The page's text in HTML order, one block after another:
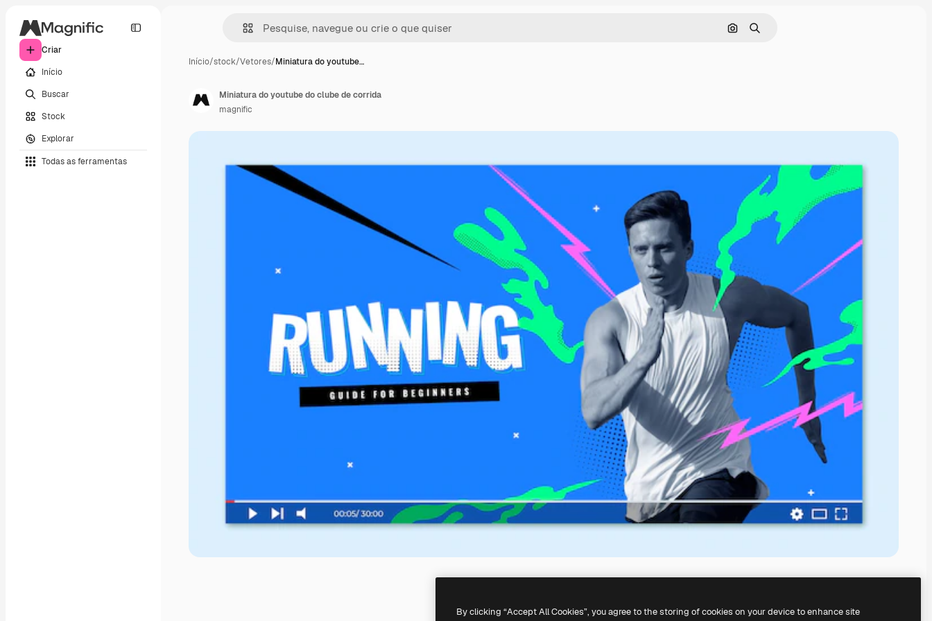
Criar
Início
Buscar
Stock
Explorar
Todas as ferramentas
Pesquisar por imagem
Buscar
Início/stock/Vetores/Miniatura do youtube…
Miniatura do youtube do clube de corrida
magnific
By clicking “Accept All Cookies”, you agree to the storing of cookies on your device to enhance site